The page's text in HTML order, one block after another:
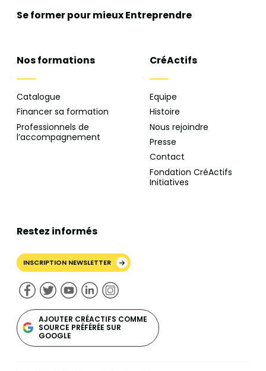
Se former pour mieuxEntreprendre
Nos formations
Catalogue
Financer sa formation
Professionnels de
l’accompagnement
CréActifs
Equipe
Histoire
Nous rejoindre
Presse
Contact
Fondation CréActifs
Initiatives
Restez informés
INSCRIPTION NEWSLETTER
AJOUTER CRÉACTIFS COMME
SOURCE PRÉFÉRÉE SUR
GOOGLE